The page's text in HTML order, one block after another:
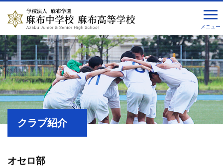
メニュー
クラブ紹介
オセロ部